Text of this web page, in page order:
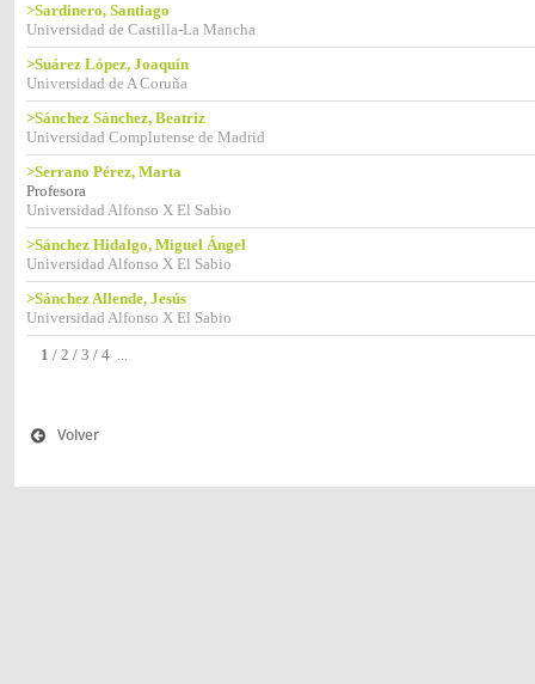
>Sardinero, Santiago
Universidad de Castilla-La Mancha
>Suárez López, Joaquín
Universidad de A Coruña
>Sánchez Sánchez, Beatriz
Universidad Complutense de Madrid
>Serrano Pérez, Marta
Profesora
Universidad Alfonso X El Sabio
>Sánchez Hidalgo, Miguel Ángel
Universidad Alfonso X El Sabio
>Sánchez Allende, Jesús
Universidad Alfonso X El Sabio
1 / 2 / 3 / 4 ...
Volver